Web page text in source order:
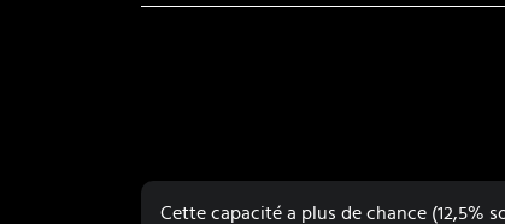
Cette capacité a plus de chance (12,5%